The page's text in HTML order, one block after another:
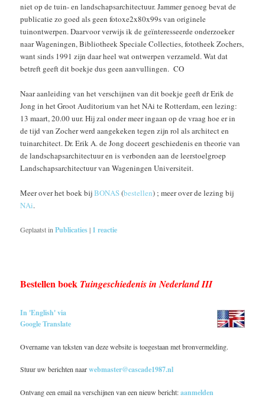
niet op de tuin- en landschapsarchitectuur. Jammer genoeg bevat de
publicatie zo goed als geen fotoxe2x80x99s van originele
tuinontwerpen. Daarvoor verwijs ik de geïnteresseerde onderzoeker
naar Wageningen, Bibliotheek Speciale Collecties, fototheek Zochers,
want sinds 1991 zijn daar heel wat ontwerpen verzameld. Wat dat
betreft geeft dit boekje dus geen aanvullingen. CO
Naar aanleiding van het verschijnen van dit boekje geeft dr Erik de
Jong in het Groot Auditorium van het NAi te Rotterdam, een lezing:
13 maart, 20.00 uur. Hij zal onder meer ingaan op de vraag hoe er in
de tijd van Zocher werd aangekeken tegen zijn rol als architect en
tuinarchitect. Dr. Erik A. de Jong doceert geschiedenis en theorie van
de landschapsarchitectuur en is verbonden aan de leerstoelgroep
Landschapsarchitectuur van Wageningen Universiteit.
Meer over het boek bijBONAS(bestellen) ; meer over de lezing bij
NAi.
Geplaatst inPublicaties| 1 reactie
Bestellen boek Tuingeschiedenis in Nederland III
In 'English' via
Google Translate
Overname van teksten van deze website is toegestaan met bronvermelding.
Stuur uw berichten naarwebmaster@cascade1987.nl
Ontvang een email na verschijnen van een nieuw bericht:aanmelden